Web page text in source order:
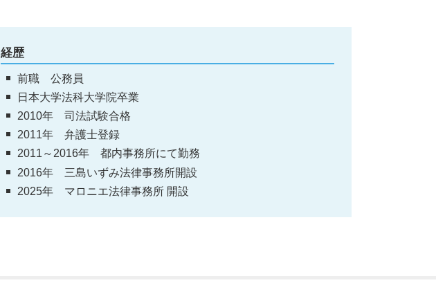
経歴
前職 公務員
日本大学法科大学院卒業
2010年 司法試験合格
2011年 弁護士登録
2011～2016年 都内事務所にて勤務
2016年 三島いずみ法律事務所開設
2025年 マロニエ法律事務所 開設